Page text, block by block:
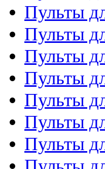
Пульты
Пульты
Пульты
Пульты
Пульты
Пульты
Пульты